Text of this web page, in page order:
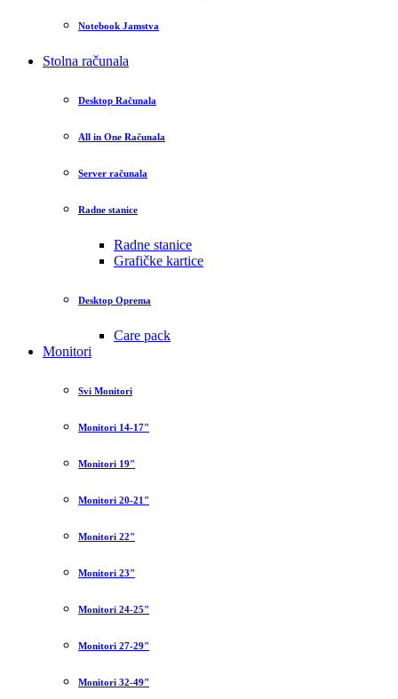
Notebook Jamstva
Stolna računala
Desktop Računala
All in One Računala
Server računala
Radne stanice
Radne stanice
Grafičke kartice
Desktop Oprema
Care pack
Monitori
Svi Monitori
Monitori 14-17"
Monitori 19"
Monitori 20-21"
Monitori 22"
Monitori 23"
Monitori 24-25"
Monitori 27-29"
Monitori 32-49"